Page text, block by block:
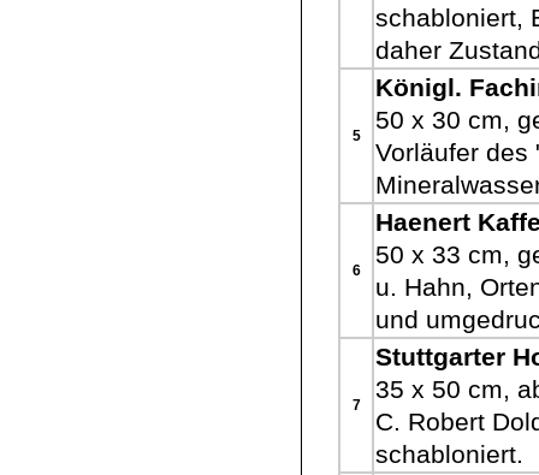
schabloniert,
daher
5
Königl.
50 x 30 cm,
Vorläufer des
6
Haenert
50 x 33 cm,
u. Hahn,
und
7
Stuttgarter
35 x 50 cm,
C. Robert
schabloniert.